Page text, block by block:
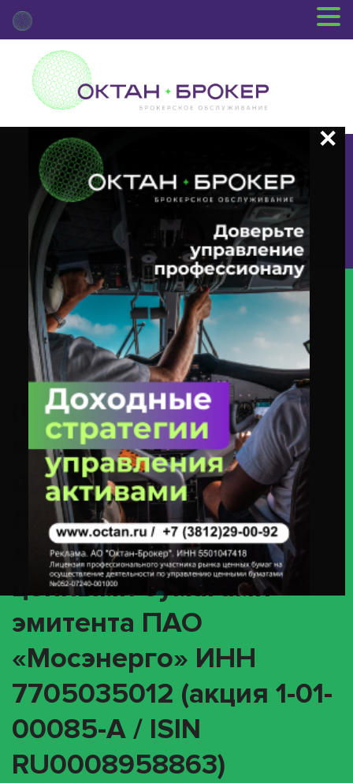
+7 (3812) 29-00-92
г.Омск ул.Красный Путь, 109 оф.510
Главная Новости Депозитария
(DVCA) О Корпоративном
Действии «Выплата Дивидендов В Виде Денежных Средств» С Ценными
Бумагами Эмитента ПАО «Мосэнерго» ИНН 7705035012 (акция 1-01-
00085-A / ISIN RU0008958863)
(DVCA) О
корпоративном
действии «Выплата
дивидендов в виде
денежных средств» с
ценными бумагами
эмитента ПАО
«Мосэнерго» ИНН
7705035012 (акция 1-01-
00085-A / ISIN
RU0008958863)